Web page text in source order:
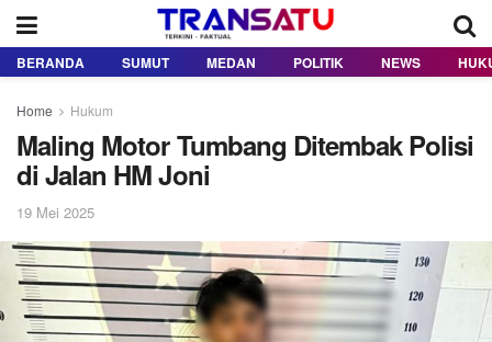
BERANDA SUMUT MEDAN POLITIK NEWS
Home Hukum
Maling Motor Tumbang Ditembak Polisi
di Jalan HM Joni
19 Mei 2025